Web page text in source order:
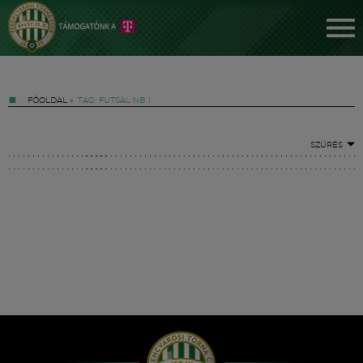
FŐOLDAL » TAG: FUTSAL NB I
SZŰRÉS
Hírek